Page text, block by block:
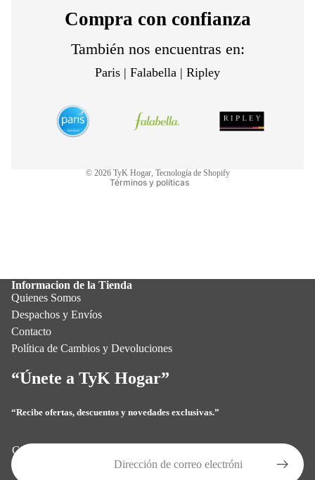
Compra con confianza
También nos encuentras en:
Paris | Falabella | Ripley
© 2026 TyK Hogar, Tecnología de Shopify
Términos y políticas
Política de reembolso
Términos del servicio
Informacion de la Tienda
Quienes Somos
Despachos y Envíos
Contacto
Política de Cambios y Devoluciones
“Únete a TyK Hogar”
“Recibe ofertas, descuentos y novedades exclusivas.”
Correo electrónico
Política de privacidad